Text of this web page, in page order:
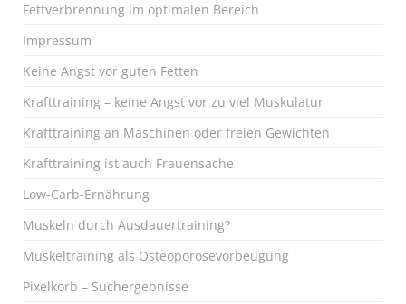
Fettverbrennung im optimalen Bereich
Impressum
Keine Angst vor guten Fetten
Krafttraining – keine Angst vor zu viel Muskulatur
Krafttraining an Maschinen oder freien Gewichten
Krafttraining ist auch Frauensache
Low-Carb-Ernährung
Muskeln durch Ausdauertraining?
Muskeltraining als Osteoporosevorbeugung
Pixelkorb – Suchergebnisse